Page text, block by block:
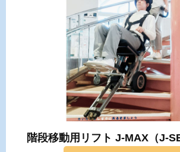
階段移動用リフト J-MAX（J-